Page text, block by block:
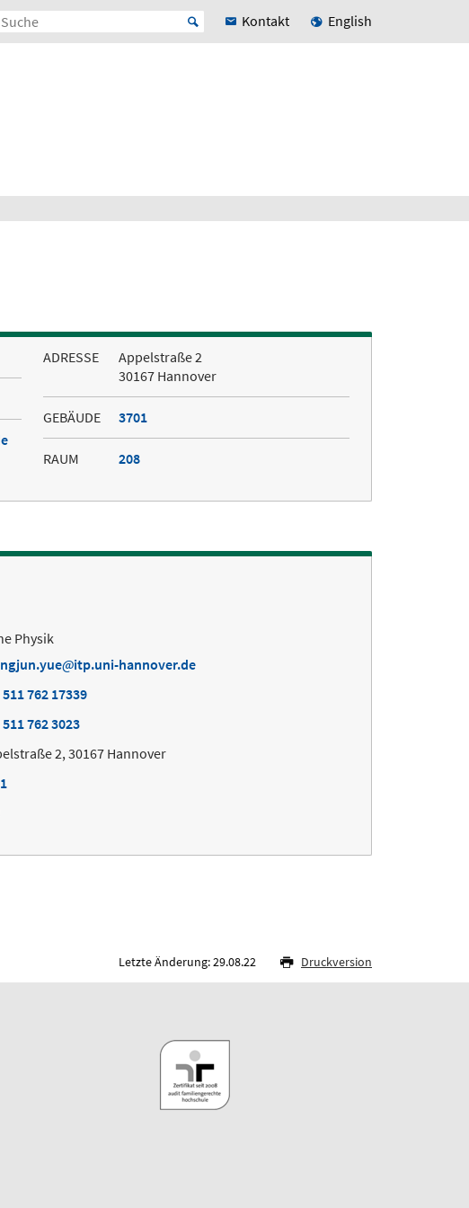
Kontakt English
ADRESSE
Appelstraße 2
30167 Hannover
GEBÄUDE 3701
RAUM 208
Physik
itp.uni-hannover.de
762 17339
762 3023
2, 30167 Hannover
Letzte Änderung: 29.08.22 Druckversion